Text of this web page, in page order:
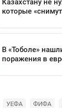
УЕФА ФИФА